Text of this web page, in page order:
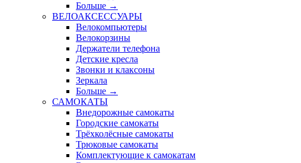
Больше →
ВЕЛОАКСЕССУАРЫ
Велокомпьютеры
Велокорзины
Держатели телефона
Детские кресла
Звонки и клаксоны
Зеркала
Больше →
САМОКАТЫ
Внедорожные самокаты
Городские самокаты
Трёхколёсные самокаты
Трюковые самокаты
Комплектующие к самокатам